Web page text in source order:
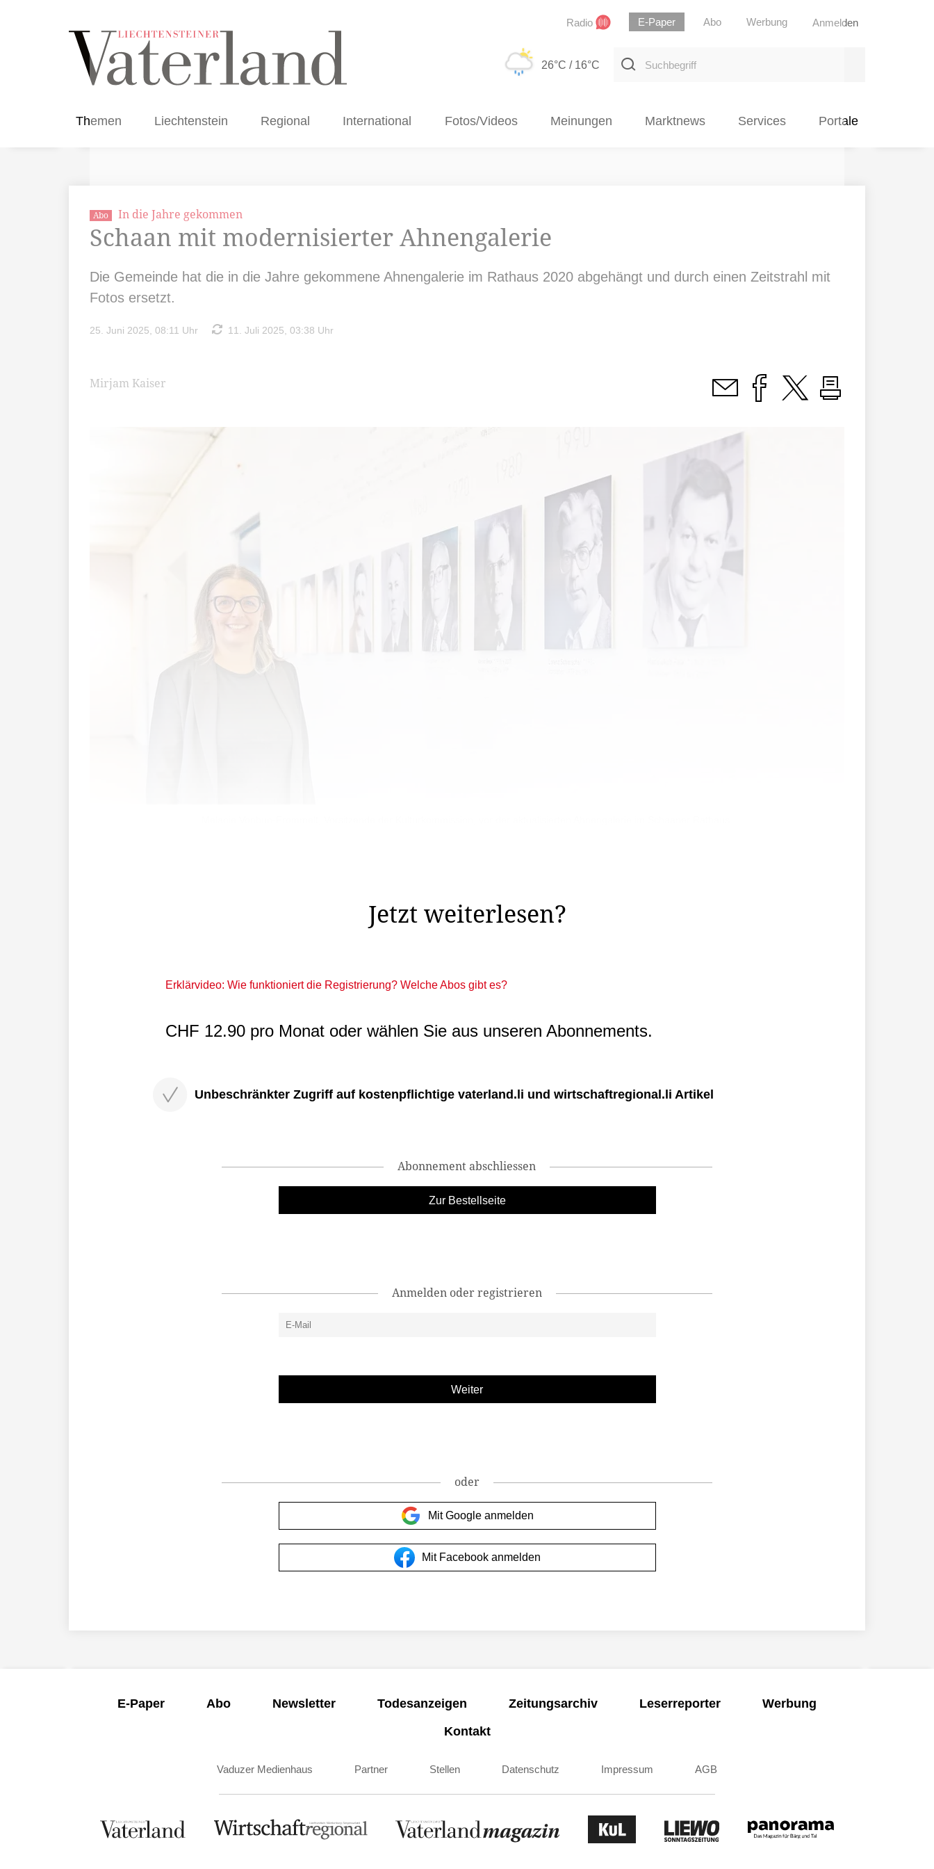
Radio E-Paper Abo Werbung Anmelden
26°C / 16°C
Suchbegriff
Themen Liechtenstein Regional International Fotos/Videos Meinungen Marktnews Services Portale
Abo In die Jahre gekommen
Schaan mit modernisierter Ahnengalerie
Die Gemeinde hat die in die Jahre gekommene Ahnengalerie im Rathaus 2020 abgehängt und durch einen Zeitstrahl mit
Fotos ersetzt.
25. Juni 2025, 08:11 Uhr 11. Juli 2025, 03:38 Uhr
Mirjam Kaiser
Jetzt weiterlesen?
Erklärvideo: Wie funktioniert die Registrierung? Welche Abos gibt es?
CHF 12.90 pro Monat oder wählen Sie aus unseren Abonnements.
Unbeschränkter Zugriff auf kostenpflichtige vaterland.li und wirtschaftregional.li Artikel
Abonnement abschliessen
Zur Bestellseite
Anmelden oder registrieren
oder
Mit Google anmelden
Mit Facebook anmelden
E-Paper Abo Newsletter Todesanzeigen Zeitungsarchiv Leserreporter
Werbung
Kontakt
Vaduzer Medienhaus Partner Stellen Datenschutz Impressum AGB